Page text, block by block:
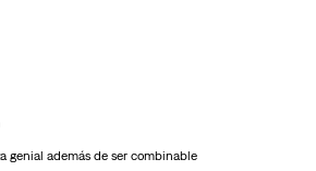
genial además de ser combinable